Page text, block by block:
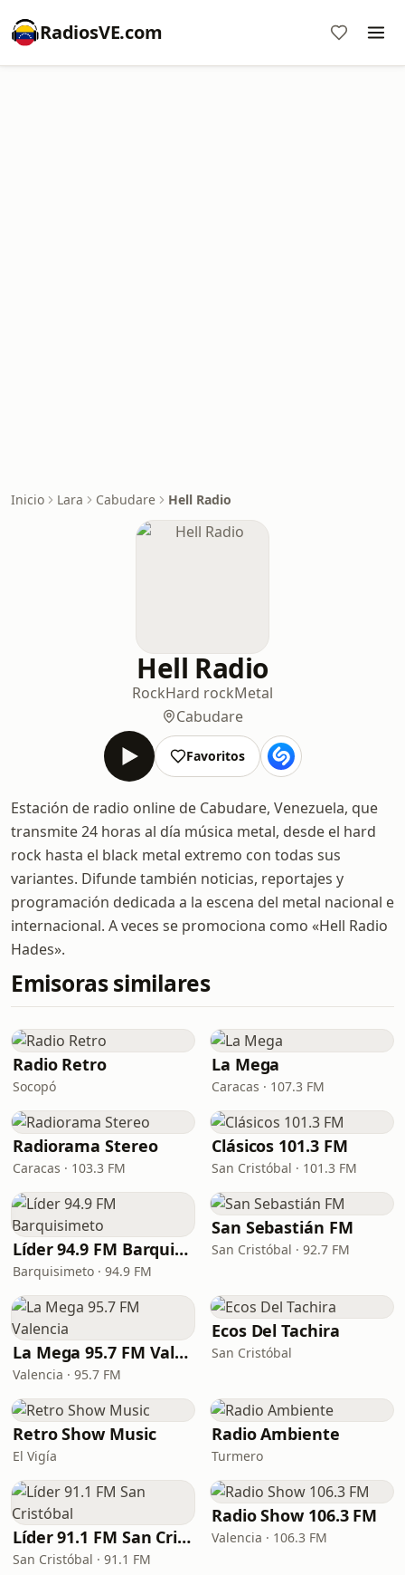
RadiosVE.com
Inicio Lara Cabudare Hell Radio
Hell Radio
RockHard rockMetal
Cabudare
Favoritos
Estación de radio online de Cabudare, Venezuela, que
transmite 24 horas al día música metal, desde el hard
rock hasta el black metal extremo con todas sus
variantes. Difunde también noticias, reportajes y
programación dedicada a la escena del metal nacional e
internacional. A veces se promociona como «Hell Radio
Hades».
Emisoras similares
Radio Retro
Socopó
La Mega
Caracas · 107.3 FM
Radiorama Stereo
Caracas · 103.3 FM
Clásicos 101.3 FM
San Cristóbal · 101.3 FM
Líder 94.9 FM Barquisimeto
Barquisimeto · 94.9 FM
San Sebastián FM
San Cristóbal · 92.7 FM
La Mega 95.7 FM Valencia
Valencia · 95.7 FM
Ecos Del Tachira
San Cristóbal
Retro Show Music
El Vigía
Radio Ambiente
Turmero
Líder 91.1 FM San Cristóbal
San Cristóbal · 91.1 FM
Radio Show 106.3 FM
Valencia · 106.3 FM